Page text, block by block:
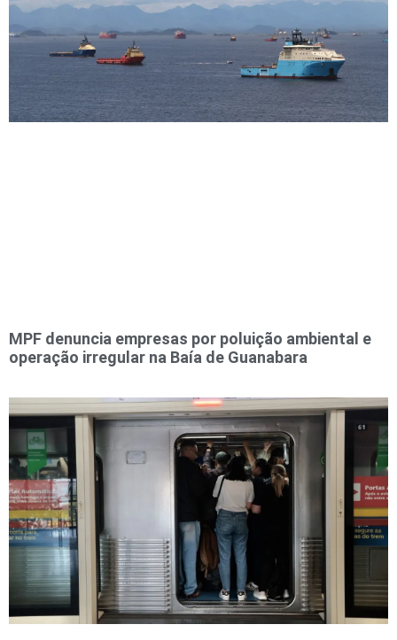
MPF denuncia empresas por poluição ambiental e
operação irregular na Baía de Guanabara